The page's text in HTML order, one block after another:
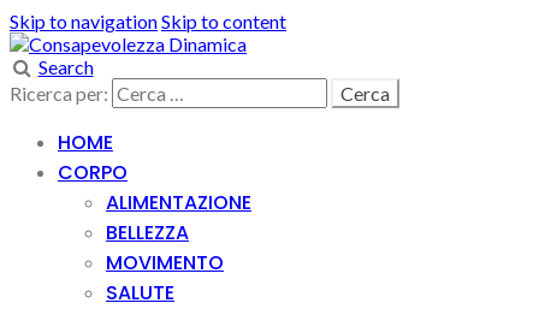
Skip to navigationSkip to content
Search
Ricerca per:
HOME
CORPO
ALIMENTAZIONE
BELLEZZA
MOVIMENTO
SALUTE